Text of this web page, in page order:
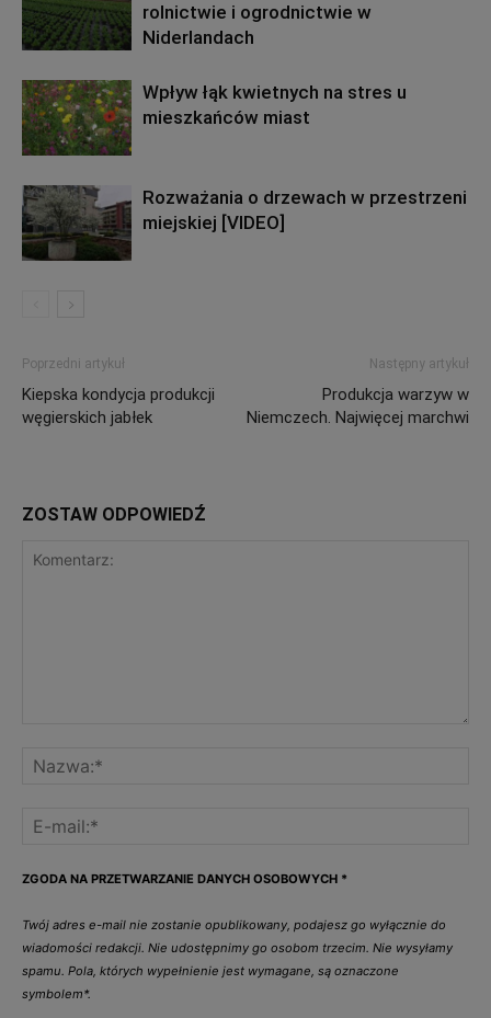
rolnictwie i ogrodnictwie w
Niderlandach
Wpływ łąk kwietnych na stres u
mieszkańców miast
Rozważania o drzewach w przestrzeni
miejskiej [VIDEO]
Poprzedni artykuł
Kiepska kondycja produkcji
węgierskich jabłek
Następny artykuł
Produkcja warzyw w
Niemczech. Najwięcej marchwi
ZOSTAW ODPOWIEDŹ
ZGODA NA PRZETWARZANIE DANYCH OSOBOWYCH *
Twój adres e-mail nie zostanie opublikowany, podajesz go wyłącznie do
wiadomości redakcji. Nie udostępnimy go osobom trzecim. Nie wysyłamy
spamu. Pola, których wypełnienie jest wymagane, są oznaczone
symbolem*.